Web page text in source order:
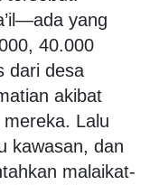
―ada yang
40.000
dari desa
akibat
Lalu
kawasan, dan
malaikat-